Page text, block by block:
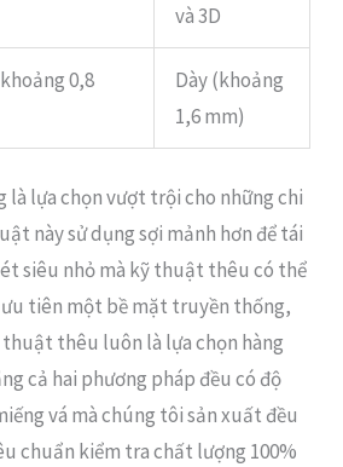
và 3D
0,8
Dày (khoảng
1,6 mm)
là lựa chọn vượt trội cho những chi
này sử dụng sợi mảnh hơn để tái
siêu nhỏ mà kỹ thuật thêu có thể
ưu tiên một bề mặt truyền thống,
thêu luôn là lựa chọn hàng
cả hai phương pháp đều có độ
vá mà chúng tôi sản xuất đều
chuẩn kiểm tra chất lượng 100%